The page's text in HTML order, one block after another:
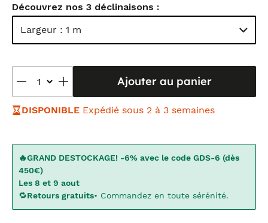
Découvrez nos 3 déclinaisons :
Largeur : 1 m
Ajouter au panier
DISPONIBLE Expédié sous 2 à 3 semaines
🔥GRAND DESTOCKAGE! -6% avec le code GDS-6 (dès
450€)
Les 8 et 9 aout
🔁Retours gratuits• Commandez en toute sérénité.